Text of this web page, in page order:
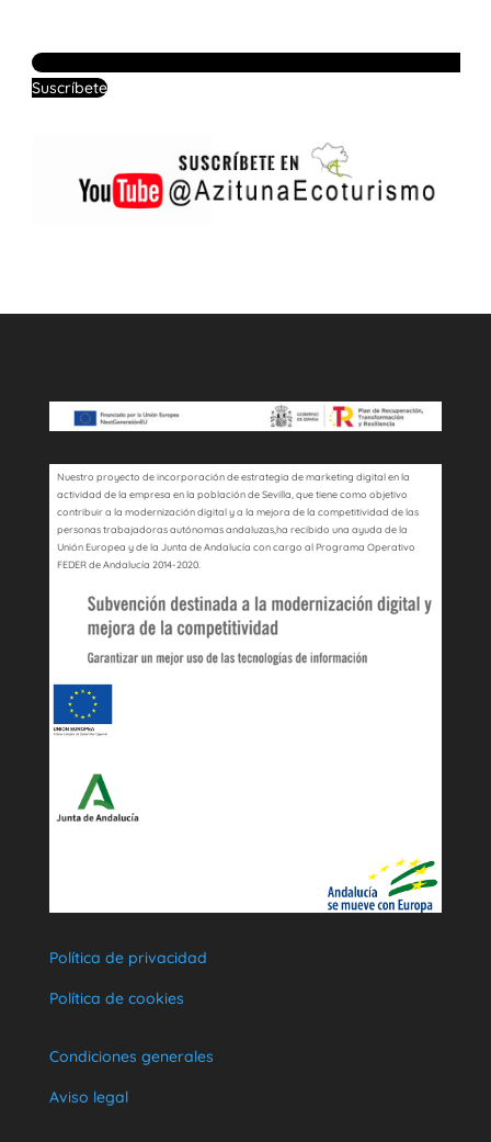
Suscríbete
Nuestro proyecto de incorporación de estrategia de marketing digital en la
actividad de la empresa en la población de Sevilla, que tiene como objetivo
contribuir a la modernización digital y a la mejora de la competitividad de las
personas trabajadoras autónomas andaluzas,ha recibido una ayuda de la
Unión Europea y de la Junta de Andalucía con cargo al Programa Operativo
FEDER de Andalucía 2014-2020.
Política de privacidad
Política de cookies
Condiciones generales
Aviso legal